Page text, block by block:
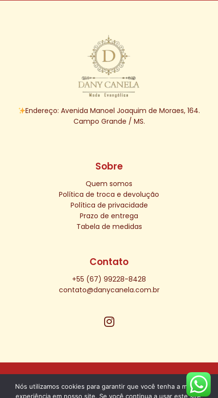
Endereço: Avenida Manoel Joaquim de Moraes, 164.
Campo Grande / MS.
Sobre
Quem somos
Política de troca e devolução
Política de privacidade
Prazo de entrega
Tabela de medidas
Contato
+55 (67) 99228-8428
contato@danycanela.com.br
Copyright © 2026 Dany Canela | Desenvolvido por JK
DIGITAL
Nós utilizamos cookies para garantir que você tenha a melhor
experiência em nosso site. Se você continua a usar este site,